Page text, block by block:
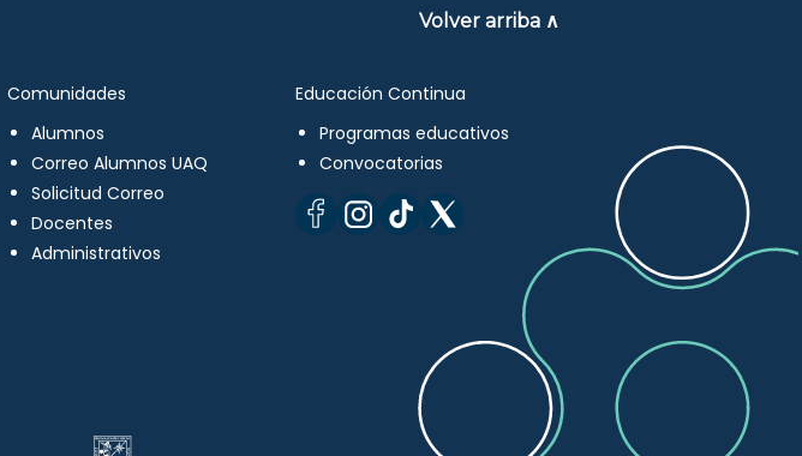
Volver arriba ∧
Comunidades
Alumnos
Correo Alumnos UAQ
Solicitud Correo
Docentes
Administrativos
Educación Continua
Programas educativos
Convocatorias